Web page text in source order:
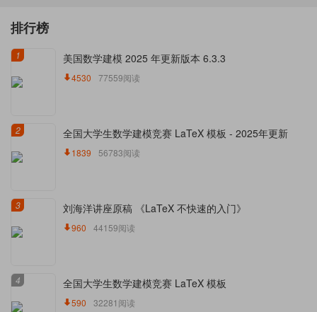
排行榜
1 美国数学建模 2025 年更新版本 6.3.3
4530 77559阅读
2 全国大学生数学建模竞赛 LaTeX 模板 - 2025年更新
1839 56783阅读
3 刘海洋讲座原稿 《LaTeX 不快速的入门》
960 44159阅读
4 全国大学生数学建模竞赛 LaTeX 模板
590 32281阅读